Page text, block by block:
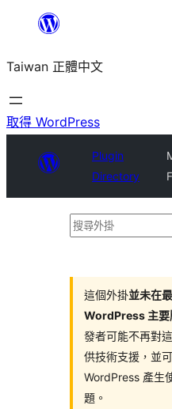
主
要
內
Taiwan 正體中文
取得 WordPress
Plugin
Directory
搜
這個外掛並未在
WordPress 主要
發者可能不再對
供技術支援，並
WordPress 產生
題。